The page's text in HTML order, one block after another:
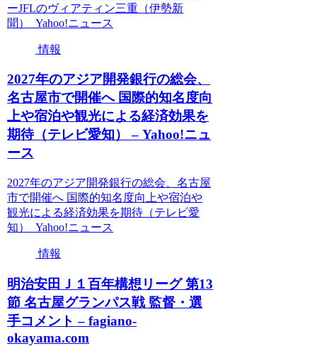
ーJFLのヴィアティン三重（伊勢新
聞） Yahoo!ニュース
情報
2027年のアジア開発銀行の総会、
名古屋市で開催へ 国際的知名度向
上や宿泊や観光による経済効果を
期待（テレビ愛知） – Yahoo!ニュ
ース
2027年のアジア開発銀行の総会、名古屋
市で開催へ 国際的知名度向上や宿泊や
観光による経済効果を期待（テレビ愛
知） Yahoo!ニュース
情報
明治安田Ｊ１百年構想リーグ 第13
節 名古屋グランパス戦 監督・選
手コメント – fagiano-
okayama.com